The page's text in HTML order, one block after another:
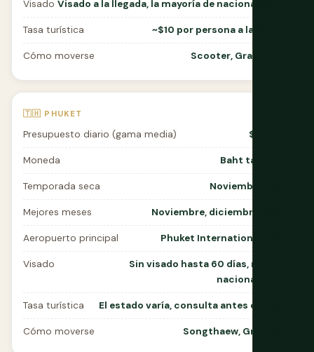
Visado Visado a la llegada, la mayoría de nacionalidades
Tasa turística ~$10 por persona a la llegada
Cómo moverse Scooter, Grab, Gojek
🇹🇭 PHUKET
Presupuesto diario (gama media) $80–130
Moneda Baht tailandés
Temporada seca Noviembre–abril
Mejores meses Noviembre, diciembre, enero
Aeropuerto principal Phuket International (HKT)
Visado
Sin visado hasta 60 días, muchas
nacionalidades
Tasa turística El estado varía, consulta antes de viajar
Cómo moverse Songthaew, Grab, Bolt